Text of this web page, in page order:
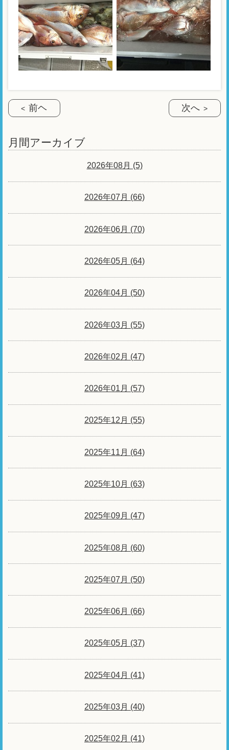
前ヘ 次へ
月間アーカイブ
2026年08月 (5)
2026年07月 (66)
2026年06月 (70)
2026年05月 (64)
2026年04月 (50)
2026年03月 (55)
2026年02月 (47)
2026年01月 (57)
2025年12月 (55)
2025年11月 (64)
2025年10月 (63)
2025年09月 (47)
2025年08月 (60)
2025年07月 (50)
2025年06月 (66)
2025年05月 (37)
2025年04月 (41)
2025年03月 (40)
2025年02月 (41)